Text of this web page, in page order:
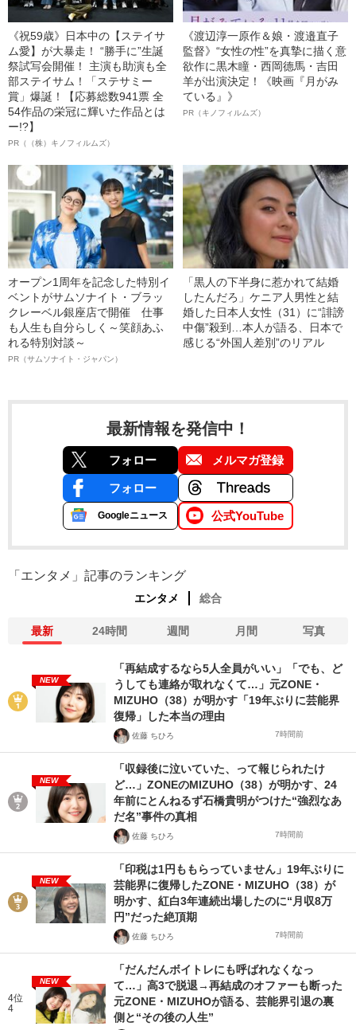
《祝59歳》日本中の【ステイサ
ム愛】が大暴走！ “勝手に”生誕
祭試写会開催！ 主演も助演も全
部ステイサム！「ステサミー
賞」爆誕！【応募総数941票 全
54作品の栄冠に輝いた作品とは
ー!?】
PR（（株）キノフィルムズ）
《渡辺淳一原作＆娘・渡邉直子
監督》“女性の性”を真摯に描く意
欲作に黒木瞳・西岡德馬・吉田
羊が出演決定！《映画『月がみ
ている』》
PR（キノフィルムズ）
オープン1周年を記念した特別イ
ベントがサムソナイト・ブラッ
クレーベル銀座店で開催 仕事
も人生も自分らしく～笑顔あふ
れる特別対談～
PR（サムソナイト・ジャパン）
「黒人の下半身に惹かれて結婚
したんだろ」ケニア人男性と結
婚した日本人女性（31）に“誹謗
中傷”殺到…本人が語る、日本で
感じる“外国人差別”のリアル
最新情報を発信中！
フォロー メルマガ登録
フォロー
Googleニュース 公式YouTube
「エンタメ」記事のランキング
エンタメ 総合
最新 24時間 週間 月間 写真
NEW
「再結成するなら5人全員がいい」「でも、ど
うしても連絡が取れなくて…」元ZONE・
MIZUHO（38）が明かす「19年ぶりに芸能界
復帰」した本当の理由
佐藤 ちひろ 7時間前
NEW
「収録後に泣いていた、って報じられたけ
ど…」ZONEのMIZUHO（38）が明かす、24
年前にとんねるず石橋貴明がつけた“強烈なあ
だ名”事件の真相
佐藤 ちひろ 7時間前
NEW
「印税は1円ももらっていません」19年ぶりに
芸能界に復帰したZONE・MIZUHO（38）が
明かす、紅白3年連続出場したのに“月収8万
円”だった絶頂期
佐藤 ちひろ 7時間前
4位
4
NEW
「だんだんボイトレにも呼ばれなくなっ
て…」高3で脱退→再結成のオファーも断った
元ZONE・MIZUHOが語る、芸能界引退の裏
側と“その後の人生”